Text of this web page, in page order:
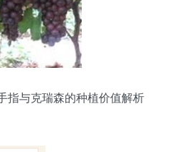
指与克瑞森的种植价值解析